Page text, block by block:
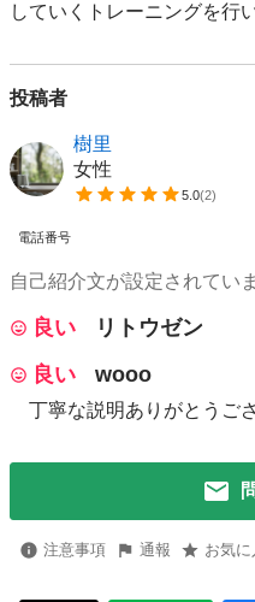
していくトレーニングを行
投稿者
樹里
女性
5.0(2)
電話番号
自己紹介文が設定されてい
良い
リトウゼン
良い
wooo
丁寧な説明ありがとうご
注意事項 通報 お気に